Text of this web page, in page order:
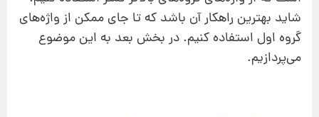
شاید بهترین راهکار آن باشد که تا جای ممکن از واژه‌های
گروه اول استفاده کنیم. در بخش بعد به این موضوع
می‌پردازیم.